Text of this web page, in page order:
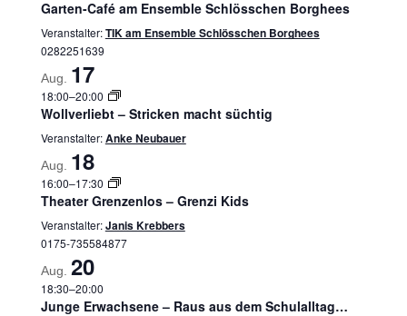
Garten-Café am Ensemble Schlösschen Borghees
Veranstalter:TIK am Ensemble Schlösschen Borghees
0282251639
Aug. 17
18:00–20:00
Wollverliebt – Stricken macht süchtig
Veranstalter:Anke Neubauer
Aug. 18
16:00–17:30
Theater Grenzenlos – Grenzi Kids
Veranstalter:Janis Krebbers
0175-735584877
Aug. 20
18:30–20:00
Junge Erwachsene – Raus aus dem Schulalltag…